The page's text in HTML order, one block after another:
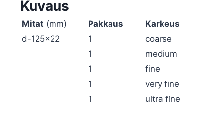
Kuvaus
Mitat (mm) Pakkaus
Karkeus
d-125×22
1
coarse
1
medium
1
fine
1
very fine
1
ultra fine